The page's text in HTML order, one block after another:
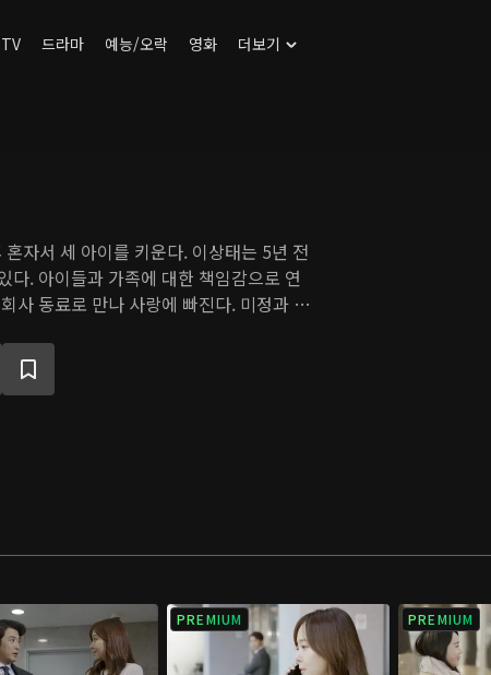
드라마 예능/오락 영화 더보기
자서 세 아이를 키운다. 이상태는 5년 전
다. 아이들과 가족에 대한 책임감으로 연
사 동료로 만나 사랑에 빠진다. 미정과 상
PREMIUM PREMIUM